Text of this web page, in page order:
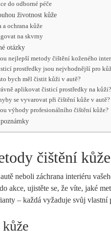
do odborné péče
životnost kůže
a ochrana kůže
na skvrny
otázky
nejlepší metody čištění koženého
prostředky jsou nejvhodnější pro
bych měl čistit kůži v autě?
aplikovat čisticí prostředky na kůži?
se vyvarovat při čištění kůže v autě?
výhody profesionálního čištění kůže?
čištění
neboli záchrana interiéru
akce, ujistěte se, že víte, jaké
– každá vyžaduje svůj vlastní